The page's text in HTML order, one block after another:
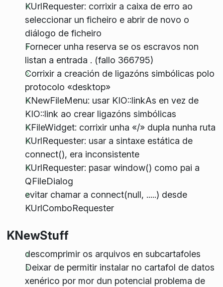
KUrlRequester: corrixir a caixa de erro ao
seleccionar un ficheiro e abrir de novo o
diálogo de ficheiro
Fornecer unha reserva se os escravos non
listan a entrada . (fallo 366795)
Corrixir a creación de ligazóns simbólicas polo
protocolo «desktop»
KNewFileMenu: usar KIO::linkAs en vez de
KIO::link ao crear ligazóns simbólicas
KFileWidget: corrixir unha «/» dupla nunha ruta
KUrlRequester: usar a sintaxe estática de
connect(), era inconsistente
KUrlRequester: pasar window() como pai a
QFileDialog
evitar chamar a connect(null, .....) desde
KUrlComboRequester
KNewStuff
descomprimir os arquivos en subcartafoles
Deixar de permitir instalar no cartafol de datos
xenérico por mor dun potencial problema de